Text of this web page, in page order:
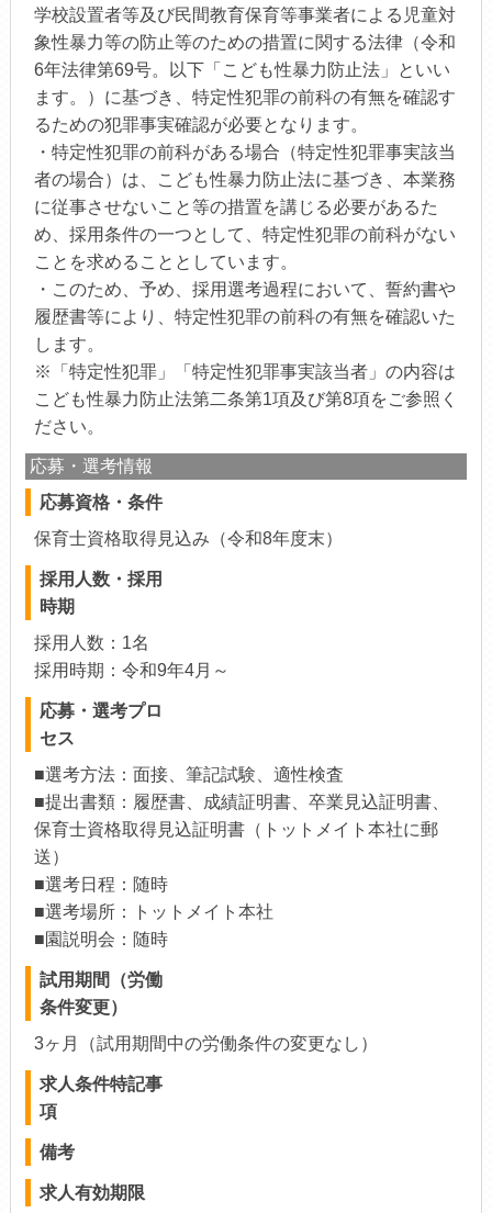
学校設置者等及び民間教育保育等事業者による児童対
象性暴力等の防止等のための措置に関する法律（令和
6年法律第69号。以下「こども性暴力防止法」といい
ます。）に基づき、特定性犯罪の前科の有無を確認す
るための犯罪事実確認が必要となります。
・特定性犯罪の前科がある場合（特定性犯罪事実該当
者の場合）は、こども性暴力防止法に基づき、本業務
に従事させないこと等の措置を講じる必要があるた
め、採用条件の一つとして、特定性犯罪の前科がない
ことを求めることとしています。
・このため、予め、採用選考過程において、誓約書や
履歴書等により、特定性犯罪の前科の有無を確認いた
します。
※「特定性犯罪」「特定性犯罪事実該当者」の内容は
こども性暴力防止法第二条第1項及び第8項をご参照く
ださい。
応募・選考情報
応募資格・条件
保育士資格取得見込み（令和8年度末）
採用人数・採用
時期
採用人数：1名
採用時期：令和9年4月～
応募・選考プロ
セス
■選考方法：面接、筆記試験、適性検査
■提出書類：履歴書、成績証明書、卒業見込証明書、
保育士資格取得見込証明書（トットメイト本社に郵
送）
■選考日程：随時
■選考場所：トットメイト本社
■園説明会：随時
試用期間（労働
条件変更）
3ヶ月（試用期間中の労働条件の変更なし）
求人条件特記事
項
備考
求人有効期限